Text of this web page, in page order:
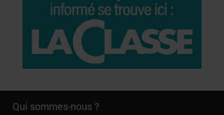
Qui sommes-nous ?